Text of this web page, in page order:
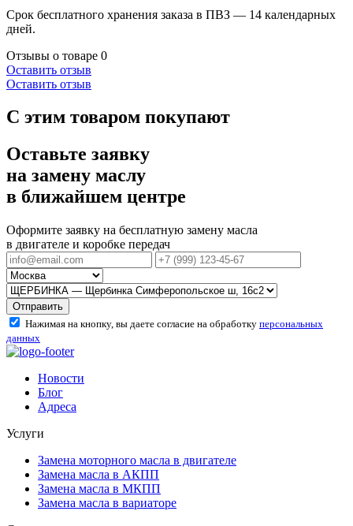
Срок бесплатного хранения заказа в ПВЗ — 14 календарных
дней.
Отзывы о товаре 0
Оставить отзыв
Оставить отзыв
С этим товаром покупают
Оставьте заявку
на замену маслу
в ближайшем центре
Оформите заявку на бесплатную замену масла
в двигателе и коробке передач
Отправить
Нажимая на кнопку, вы даете согласие на обработку персональных
данных
Новости
Блог
Адреса
Услуги
Замена моторного масла в двигателе
Замена масла в АКПП
Замена масла в МКПП
Замена масла в вариаторе